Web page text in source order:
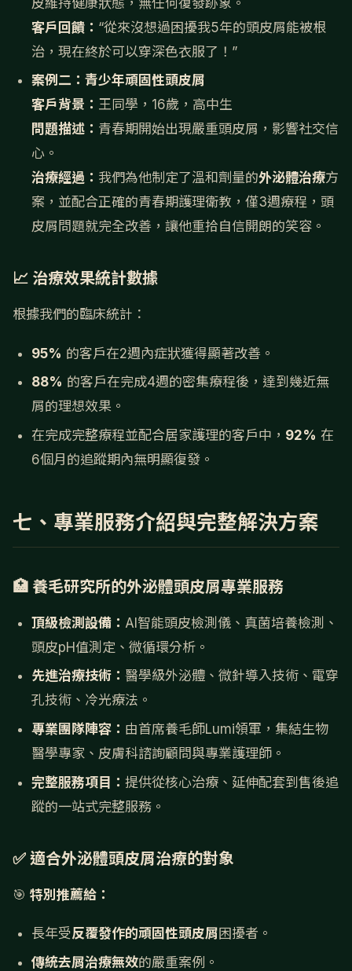
客戶回饋： “從來沒想過困擾我5年的頭皮屑能被根
治，現在終於可以穿深色衣服了！”
案例二：青少年頑固性頭皮屑
客戶背景： 王同學，16歲，高中生
問題描述： 青春期開始出現嚴重頭皮屑，影響社交信
心。
治療經過： 我們為他制定了溫和劑量的外泌體治療方
案，並配合正確的青春期護理衛教，僅3週療程，頭
皮屑問題就完全改善，讓他重拾自信開朗的笑容。
📈 治療效果統計數據
根據我們的臨床統計：
95% 的客戶在2週內症狀獲得顯著改善。
88% 的客戶在完成4週的密集療程後，達到幾近無
屑的理想效果。
在完成完整療程並配合居家護理的客戶中， 92% 在
6個月的追蹤期內無明顯復發。
七、專業服務介紹與完整解決方案
🏥 養毛研究所的外泌體頭皮屑專業服務
頂級檢測設備： AI智能頭皮檢測儀、真菌培養檢測、
頭皮pH值測定、微循環分析。
先進治療技術： 醫學級外泌體、微針導入技術、電穿
孔技術、冷光療法。
專業團隊陣容： 由首席養毛師Lumi領軍，集結生物
醫學專家、皮膚科諮詢顧問與專業護理師。
完整服務項目： 提供從核心治療、延伸配套到售後追
蹤的一站式完整服務。
✅ 適合外泌體頭皮屑治療的對象
🎯 特別推薦給：
長年受反覆發作的頑固性頭皮屑困擾者。
傳統去屑治療無效的嚴重案例。